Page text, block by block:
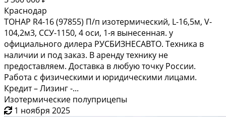
Краснодар
ТОНАР R4-16 (97855) П/п изотермический, L-16,5м, V-
104,2м3, ССУ-1150, 4 оси, 1-я вынесенная. у
официального дилера РУСБИЗНЕСАВТО. Техника в
наличии и под заказ. В аренду технику не
предоставляем. Доставка в любую точку России.
Работа с физическими и юридическими лицами.
Кредит – Лизинг -...
Изотермические полуприцепы
1 ноября 2025